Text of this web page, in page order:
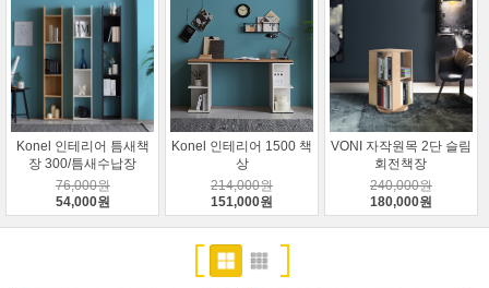
Konel 인테리어 틈새책
장 300/틈새수납장
76,000원
54,000원
Konel 인테리어 1500 책
상
214,000원
151,000원
VONI 자작원목 2단 슬림
회전책장
240,000원
180,000원